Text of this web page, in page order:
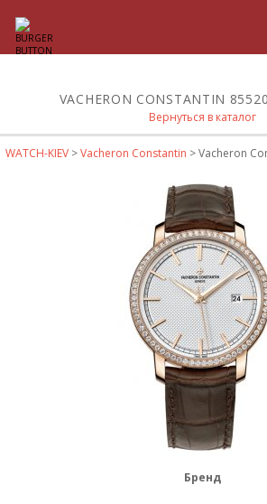
VACHERON CONSTANTIN
Вернуться в каталог
WATCH-KIEV >Vacheron Constantin > Vacheron
Бренд